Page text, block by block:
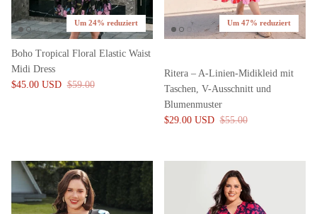
Um 24% reduziert
Boho Tropical Floral Elastic Waist
Midi Dress
$45.00 USD $59.00
Um 47% reduziert
Ritera – A-Linien-Midikleid mit
Taschen, V-Ausschnitt und
Blumenmuster
$29.00 USD $55.00